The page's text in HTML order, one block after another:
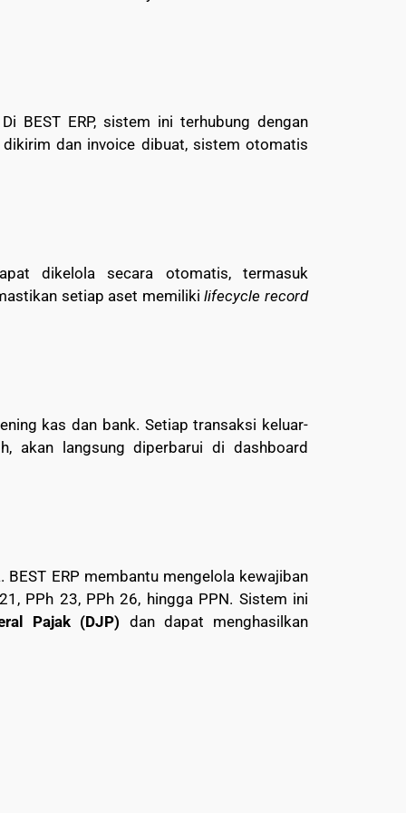
BEST ERP, sistem ini terhubung dengan
dan invoice dibuat, sistem otomatis
dikelola secara otomatis, termasuk
setiap aset memilikilifecycle record
kas dan bank. Setiap transaksi keluar-
akan langsung diperbarui di dashboard
ERP membantu mengelola kewajiban
PPh 23, PPh 26, hingga PPN. Sistem ini
Pajak (DJP) dan dapat menghasilkan